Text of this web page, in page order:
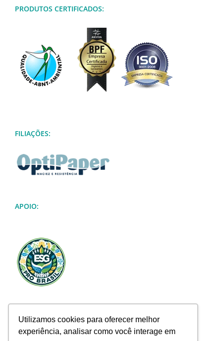
Utilizamos cookies para oferecer melhor
experiência, analisar como você interage em
PRODUTOS CERTIFICADOS:
FILIAÇÕES:
APOIO: